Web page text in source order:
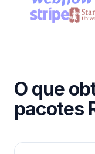
O que
pacotes